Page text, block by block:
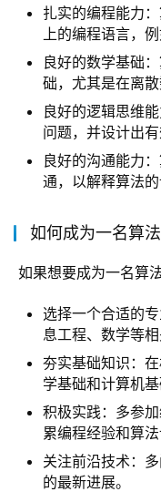
扎实的编程能力
上的编程语言，
良好的数学基础
础，尤其是在离
良好的逻辑思维
问题，并设计出
良好的沟通能力
通，以解释算法的
如何成为一名算
如果想要成为一名算
选择一个合适的
息工程、数学等
夯实基础知识：
学基础和计算机基
积极实践：多参
累编程经验和算法
关注前沿技术：
的最新进展。